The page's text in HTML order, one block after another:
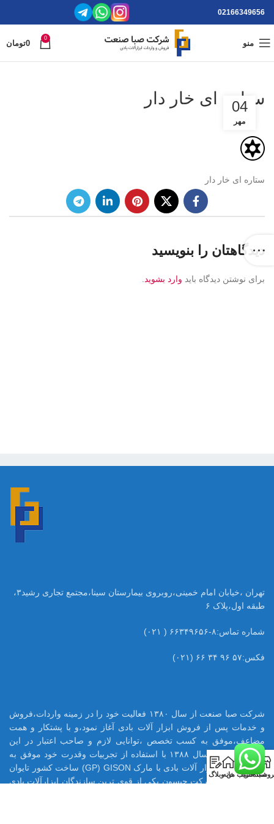
02166349656
منو
0
0تومان
ستاره ای خار دار
04
مهر
ستاره ای خار دار
دیدگاهتان را بنویسید
برای نوشتن دیدگاه باید وارد بشوید
تهران ،خیابان امام خمینی،روبروی بیمارستان سینا،مجتمع تجاری رشید۳،
طبقه اول،پلاک ۶
شماره تماس:۸-۶۶۳۴۹۶۵۶ ( ۰۲۱)
فکس:۵۷ ۹۶ ۳۴ ۶۶ (۰۲۱)
شرکت صبا صنعت از سال ۱۳۸۰ فعالیت خود را در زمینه واردات،فروش
و خدمات پس از فروش ابزار آلات بادی آغاز نمود،و با پشتکار و همت
مضاعف،موفق به کسب تخصص ،توانایی لازم و صاحب اعتبار در این
حرفه گردید.در سال ۱۳۸۸ با استفاده از تجربیات وقدرت خود موفق به
اخذ نمایندگی ابزار آلات بادی با مارک GP) GISON) ساخت کشور تایوان
در ایران شود.شرکت جیسون یکی از قوی ترین سازندگان ابزارآلات بادی
سبد خرید
حساب من
خانهوبلاگ